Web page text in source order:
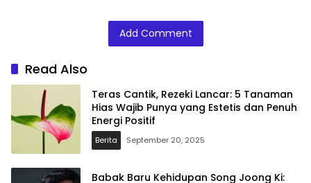
Agar Suasana
Kembali Positif
Add Comment
Read Also
Teras Cantik, Rezeki Lancar: 5 Tanaman
Hias Wajib Punya yang Estetis dan Penuh
Energi Positif
Berita September 20, 2025
Babak Baru Kehidupan Song Joong Ki: